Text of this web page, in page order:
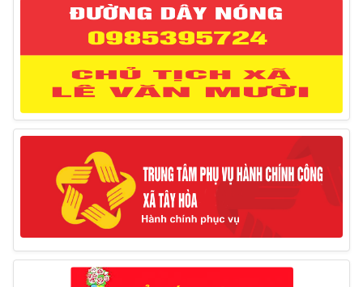
Thông báo đăng ký tiếp công dân định kỳ đợt 02
tháng 3/2025 của Chủ tịch UBND huyện
12/03/2025
Thông báo lịch công tác của Chủ tịch, các Phó Chủ
tịch UBND huyện và Phó Chủ tịch Hội đồng nhân dân
huyện (Từ ngày 10/3/2025 – 14/3/2025)
10/03/2025
Thông báo tổ chức thực hiện Cưỡng chế buộc thực
hiện biện pháp khắc phục hậu quả trong lĩnh vực đất đai
17/06/2025
Thông báo đăng ký tiếp công dân định kỳ đợt 01
tháng 6/2025 của Chủ tịch UBND huyện
26/05/2025